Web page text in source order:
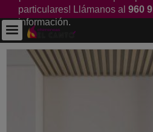
particulares! Llámanos al 960
información.